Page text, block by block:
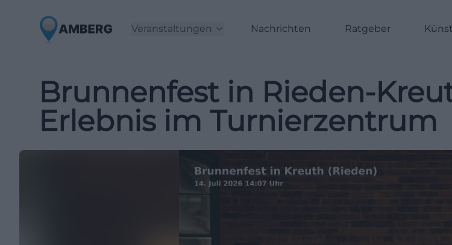
Veranstaltungen Nachrichten Ratgeber
Brunnenfest in Rieden-
Erlebnis im Turnierzentrum